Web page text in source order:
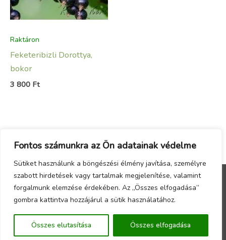
Fontos számunkra az Ön adatainak védelme
Sütiket használunk a böngészési élmény javítása, személyre
szabott hirdetések vagy tartalmak megjelenítése, valamint
forgalmunk elemzése érdekében. Az „Összes elfogadása”
gombra kattintva hozzájárul a sütik használatához.
Összes elutasítása Összes elfogadása
Raktáron
Feketeribizli Dorottya,
bokor
3 800 Ft
Menu
Copyright © 2026 - Örökzöld Faiskola Webáruház -
Készítette a
CsabaInformatika.NET